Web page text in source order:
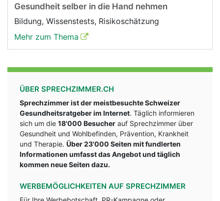
Gesundheit selber in die Hand nehmen
Bildung, Wissenstests, Risikoschätzung
Mehr zum Thema
ÜBER SPRECHZIMMER.CH
Sprechzimmer ist der meistbesuchte Schweizer
Gesundheitsratgeber im Internet. Täglich informieren
sich um die 18'000 Besucher auf Sprechzimmer über
Gesundheit und Wohlbefinden, Prävention, Krankheit
und Therapie. Über 23'000 Seiten mit fundlerten
Informationen umfasst das Angebot und täglich
kommen neue Seiten dazu.
WERBEMÖGLICHKEITEN AUF SPRECHZIMMER